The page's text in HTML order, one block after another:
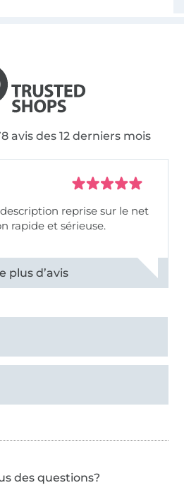
avis des 12 derniers mois
reprise sur le net
rapide et sérieuse.
commentaires
des questions?